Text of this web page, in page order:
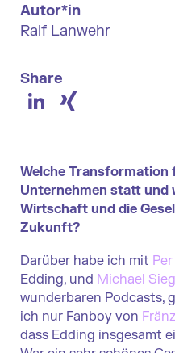
Autor*in
Ralf Lanwehr
Share
LinkedIn
Welche Transformation
Unternehmen statt und
Wirtschaft und die
Zukunft?
Darüber habe ich mit
Edding, und Michael
wunderbaren Podcasts,
ich nur Fanboy von
dass Edding insgesamt